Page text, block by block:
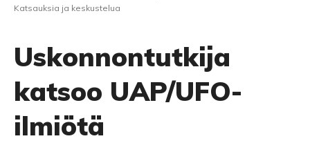
Katsauksia ja keskustelua
Uskonnontutkija
katsoo UAP/UFO-
ilmiötä